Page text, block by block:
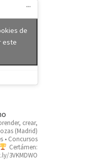
de
este
crear,
(Madrid)
• Concursos
Certámen:
3VKMDWO